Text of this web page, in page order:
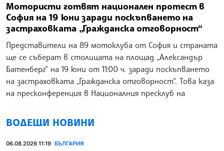
Мотористи готвят национален протест в
София на 19 юни заради поскъпването на
застраховката „Гражданска отговорност“
Представители на 89 мотоклуба от София и страната
ще се съберат в столицата на площад „Александър
Батенберг“ на 19 юни от 11:00 ч. заради поскъпването
на застраховката „Гражданска отговорност“. Това каза
на пресконференция в Националния пресклуб на
ВОДЕЩИ НОВИНИ
06.08.2026 11:19 БЪЛГАРИЯ